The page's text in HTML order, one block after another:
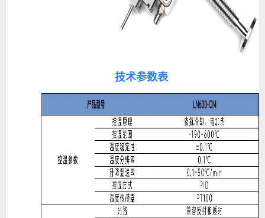
技术参数表